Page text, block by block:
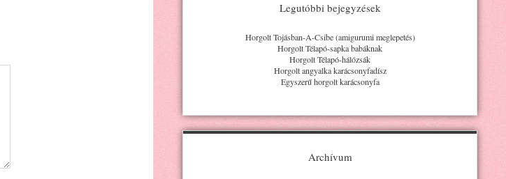
Legutóbbi bejegyzések
Horgolt Tojásban-A-Csibe (amigurumi meglepetés)
Horgolt Télapó-sapka babáknak
Horgolt Télapó-hálózsák
Horgolt angyalka karácsonyfadísz
Egyszerű horgolt karácsonyfa
Archívum